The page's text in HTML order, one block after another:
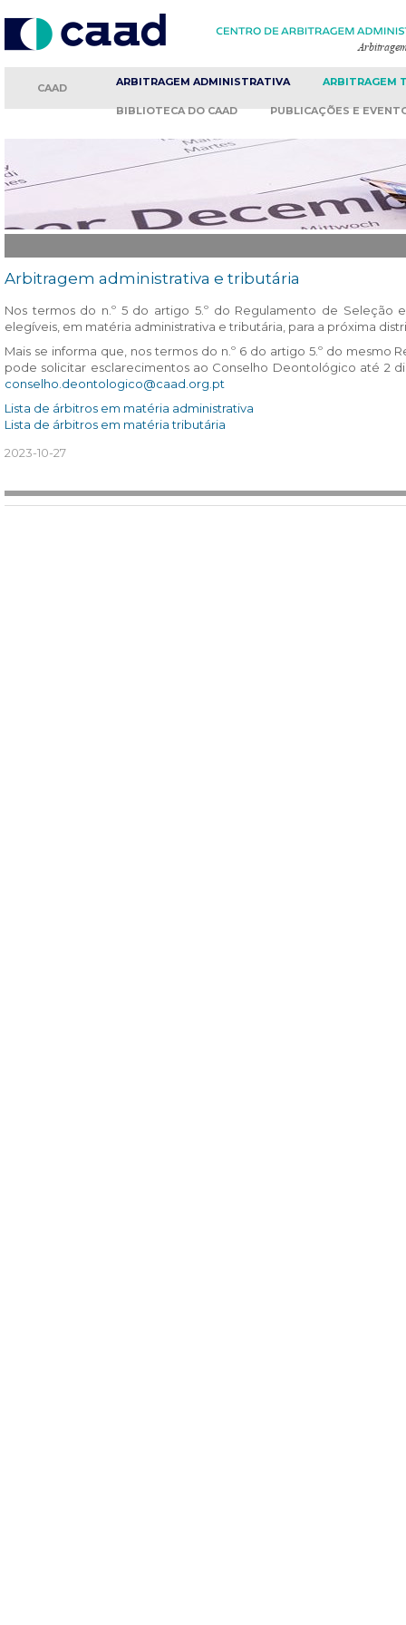
CAAD ARBITRAGEM ADMINISTRATIVA ARBITRAGEM
BIBLIOTECA DO CAAD PUBLICAÇÕES E
Arbitragem administrativa e tributária
Nos termos do n.º 5 do artigo 5.º do Regulamento de Seleção
elegíveis, em matéria administrativa e tributária, para a próxima
Mais se informa que, nos termos do n.º 6 do artigo 5.º do
pode solicitar esclarecimentos ao Conselho Deontológico até 2
conselho.deontologico@caad.org.pt
Lista de árbitros em matéria administrativa
Lista de árbitros em matéria tributária
2023-10-27